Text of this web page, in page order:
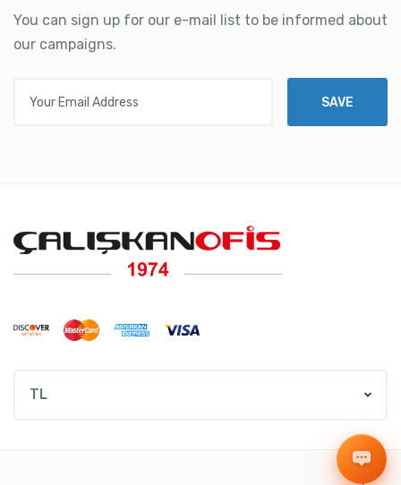
You can sign up for our e-mail list to be informed about
our campaigns.
SAVE
TL